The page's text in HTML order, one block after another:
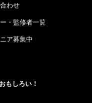
わせ
・監修者一覧
ア募集中
もしろい！